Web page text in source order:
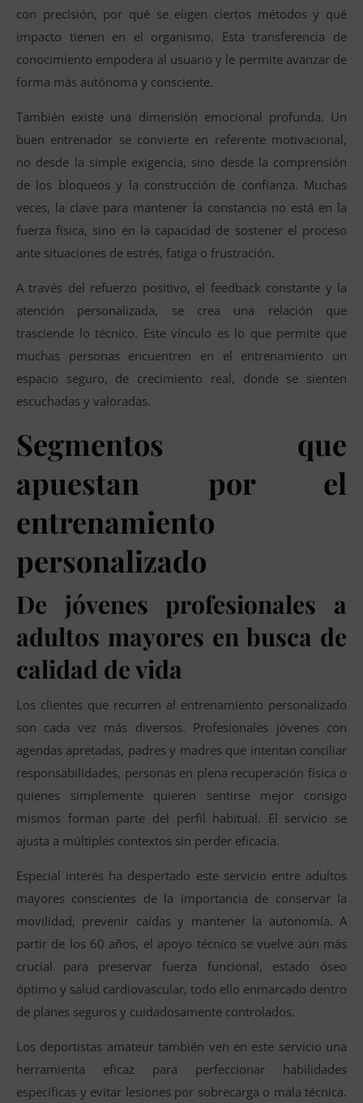
con precisión, por qué se eligen ciertos métodos y qué
impacto tienen en el organismo. Esta transferencia de
conocimiento empodera al usuario y le permite avanzar de
forma más autónoma y consciente.
También existe una dimensión emocional profunda. Un
buen entrenador se convierte en referente motivacional,
no desde la simple exigencia, sino desde la comprensión
de los bloqueos y la construcción de confianza. Muchas
veces, la clave para mantener la constancia no está en la
fuerza física, sino en la capacidad de sostener el proceso
ante situaciones de estrés, fatiga o frustración.
A través del refuerzo positivo, el feedback constante y la
atención personalizada, se crea una relación que
trasciende lo técnico. Este vínculo es lo que permite que
muchas personas encuentren en el entrenamiento un
espacio seguro, de crecimiento real, donde se sienten
escuchadas y valoradas.
Segmentos que
apuestan por el
entrenamiento
personalizado
De jóvenes profesionales a
adultos mayores en busca de
calidad de vida
Los clientes que recurren al entrenamiento personalizado
son cada vez más diversos. Profesionales jóvenes con
agendas apretadas, padres y madres que intentan conciliar
responsabilidades, personas en plena recuperación física o
quienes simplemente quieren sentirse mejor consigo
mismos forman parte del perfil habitual. El servicio se
ajusta a múltiples contextos sin perder eficacia.
Especial interés ha despertado este servicio entre adultos
mayores conscientes de la importancia de conservar la
movilidad, prevenir caídas y mantener la autonomía. A
partir de los 60 años, el apoyo técnico se vuelve aún más
crucial para preservar fuerza funcional, estado óseo
óptimo y salud cardiovascular, todo ello enmarcado dentro
de planes seguros y cuidadosamente controlados.
Los deportistas amateur también ven en este servicio una
herramienta eficaz para perfeccionar habilidades
específicas y evitar lesiones por sobrecarga o mala técnica.